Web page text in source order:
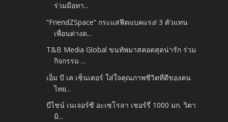
ร่วมมือทา...
“FriendZSpace” กระแสฟีดแบคแรง! 3 ตัวแทน
เพื่อนต่างด...
T&B Media Global ขนทัพมาสคอตสุดน่ารัก ร่วม
กิจกรรม ...
เอ็ม บี เค เซ็นเตอร์ ใส่ใจคุณภาพชีวิตที่ดีของคน
ไทย...
บีไชน์ เนเจอร์ซี อะเซโรลา เชอร์รี่ 1000 มก. วิตา
มิ...